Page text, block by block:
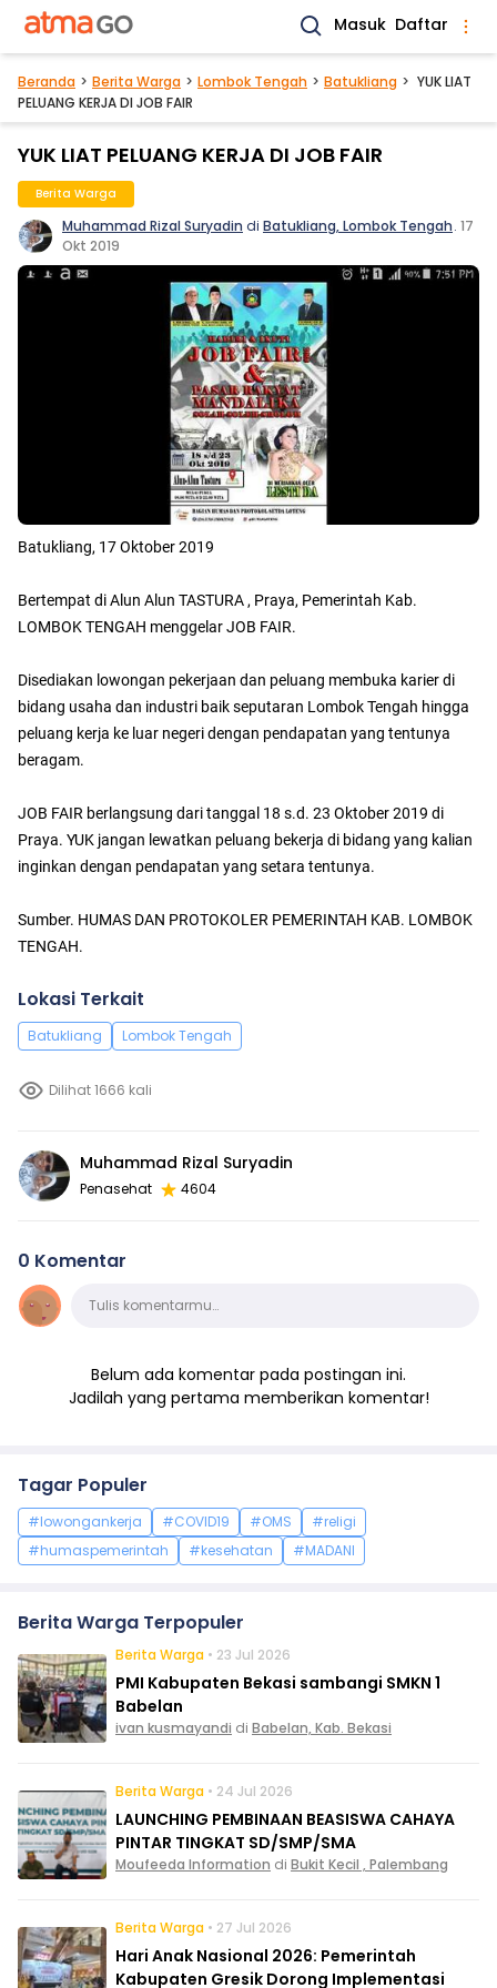
Masuk Daftar
Beranda Berita Warga Lombok Tengah Batukliang
YUK LIAT
PELUANG KERJA DI JOB FAIR
YUK LIAT PELUANG KERJA DI JOB FAIR
Berita Warga
Muhammad Rizal Suryadin di Batukliang, Lombok Tengah. 17
Okt 2019
Batukliang, 17 Oktober 2019
Bertempat di Alun Alun TASTURA , Praya, Pemerintah Kab.
LOMBOK TENGAH menggelar JOB FAIR.
Disediakan lowongan pekerjaan dan peluang membuka karier di
bidang usaha dan industri baik seputaran Lombok Tengah hingga
peluang kerja ke luar negeri dengan pendapatan yang tentunya
beragam.
JOB FAIR berlangsung dari tanggal 18 s.d. 23 Oktober 2019 di
Praya. YUK jangan lewatkan peluang bekerja di bidang yang kalian
inginkan dengan pendapatan yang setara tentunya.
Sumber. HUMAS DAN PROTOKOLER PEMERINTAH KAB. LOMBOK
TENGAH.
Lokasi Terkait
Batukliang Lombok Tengah
Dilihat 1666 kali
Muhammad Rizal Suryadin
Penasehat 4604
0 Komentar
KomentarTulis komentarmu…
Belum ada komentar pada postingan ini.
Jadilah yang pertama memberikan komentar!
Tagar Populer
#lowongankerja #COVID19 #OMS
#religi
#humaspemerintah
#kesehatan #MADANI
Berita Warga Terpopuler
Berita Warga • 23 Jul 2026
PMI Kabupaten Bekasi sambangi SMKN 1
Babelan
ivan kusmayandi di Babelan, Kab. Bekasi
Berita Warga • 24 Jul 2026
LAUNCHING PEMBINAAN BEASISWA CAHAYA
PINTAR TINGKAT SD/SMP/SMA
Moufeeda Information di Bukit Kecil , Palembang
Berita Warga • 27 Jul 2026
Hari Anak Nasional 2026: Pemerintah
Kabupaten Gresik Dorong Implementasi